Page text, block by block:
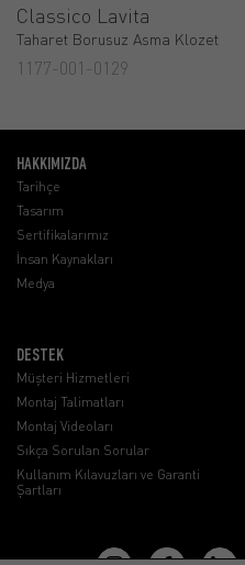
Classico Lavita
Taharet Borusuz Asma Klozet
1177-001-0129
HAKKIMIZDA
Tarihçe
Tasarım
Sertifikalarımız
İnsan Kaynakları
Medya
DESTEK
Müşteri Hizmetleri
Montaj Talimatları
Montaj Videoları
Sıkça Sorulan Sorular
Kullanım Kılavuzları ve Garanti
Şartları